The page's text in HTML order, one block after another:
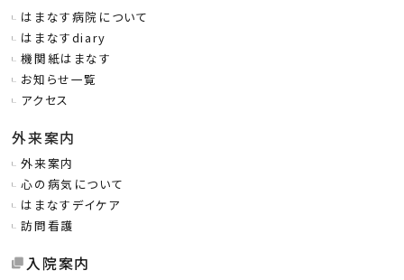
はまなす病院について
はまなすdiary
機関紙はまなす
お知らせ一覧
アクセス
外来案内
外来案内
心の病気について
はまなすデイケア
訪問看護
入院案内